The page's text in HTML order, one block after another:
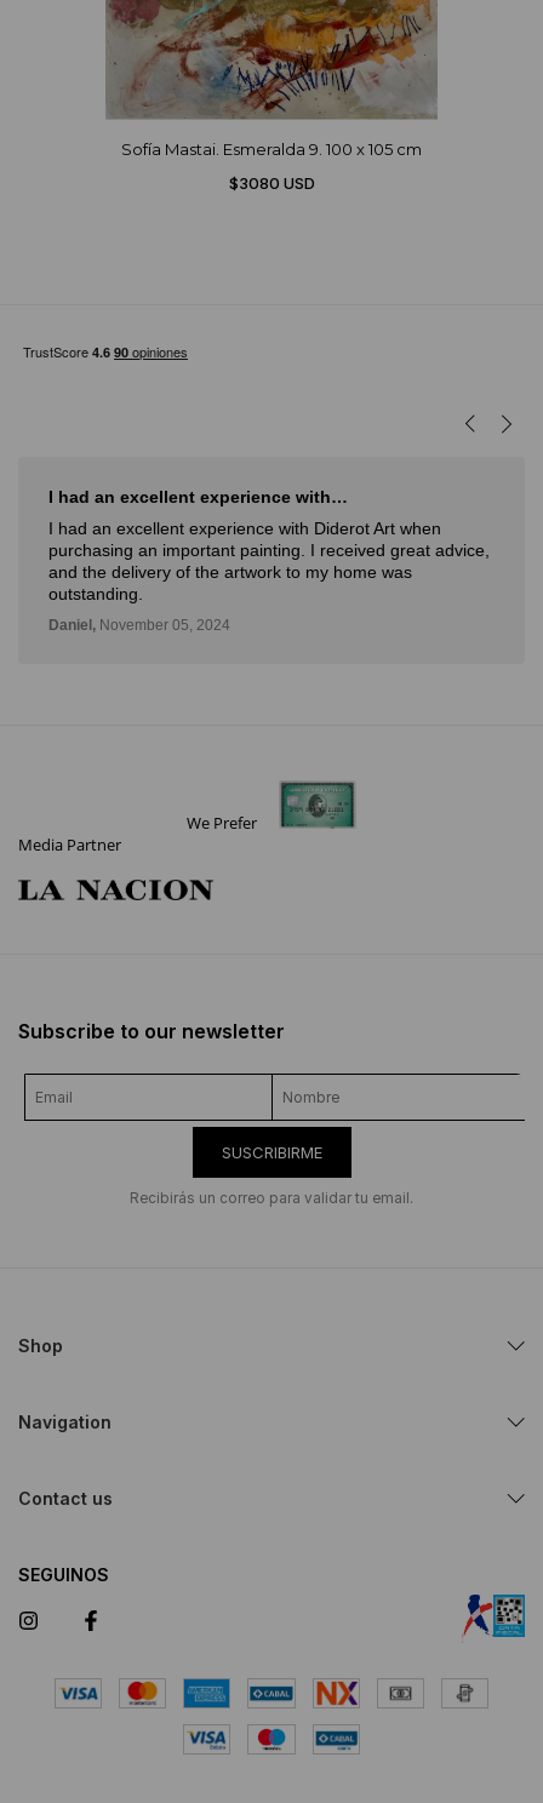
Sofía Mastai. Esmeralda 9. 100 x 105 cm
$3080 USD
I had an excellent experience with…
I had an excellent experience with Diderot Art when
purchasing an important painting. I received great advice,
and the delivery of the artwork to my home was
outstanding.
Daniel, November 05, 2024
We Prefer
Media Partner
Subscribe to our newsletter
SUSCRIBIRME
Recibirás un correo para validar tu email.
Shop
Navigation
Contact us
SEGUINOS